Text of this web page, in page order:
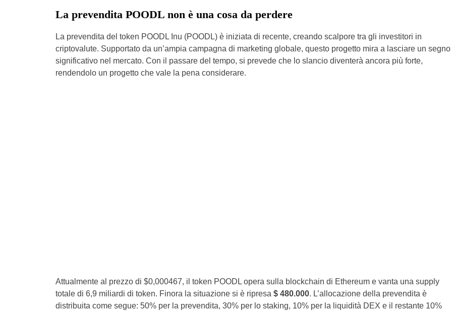
La prevendita POODL non è una cosa da perdere
La prevendita del token POODL Inu (POODL) è iniziata di recente, creando scalpore tra gli investitori in
criptovalute. Supportato da un’ampia campagna di marketing globale, questo progetto mira a lasciare un segno
significativo nel mercato. Con il passare del tempo, si prevede che lo slancio diventerà ancora più forte,
rendendolo un progetto che vale la pena considerare.
Attualmente al prezzo di $0,000467, il token POODL opera sulla blockchain di Ethereum e vanta una supply
totale di 6,9 miliardi di token. Finora la situazione si è ripresa $ 480.000. L’allocazione della prevendita è
distribuita come segue: 50% per la prevendita, 30% per lo staking, 10% per la liquidità DEX e il restante 10%